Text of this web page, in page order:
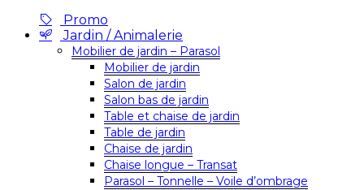
Promo
Jardin / Animalerie
Mobilier de jardin – Parasol
Mobilier de jardin
Salon de jardin
Salon bas de jardin
Table et chaise de jardin
Table de jardin
Chaise de jardin
Chaise longue – Transat
Parasol – Tonnelle – Voile d’ombrage